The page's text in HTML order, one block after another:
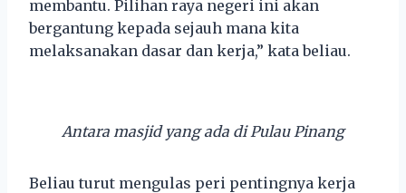
membantu. Pilihan raya negeri ini akan
bergantung kepada sejauh mana kita
melaksanakan dasar dan kerja,” kata beliau.
Antara masjid yang ada di Pulau Pinang
Beliau turut mengulas peri pentingnya kerja